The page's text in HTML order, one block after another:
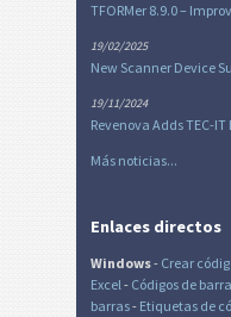
TFORMer 8.9.0 –
19/02/2025
New Scanner Device
19/11/2024
Revenova Adds TEC-
Más noticias...
Enlaces directos
Windows- Crear
Excel- Códigos de
barras- Etiquetas de